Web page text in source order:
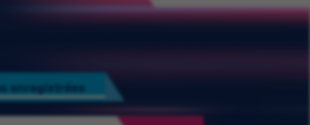
enregistrées